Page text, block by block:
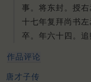
事。将东封。授右
十七年复拜尚书
卒。年六十四。追
作品评论
唐才子传